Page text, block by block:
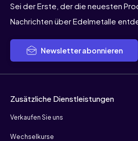
Sei der Erste, der die neuesten
Nachrichten über Edelmetalle
Newsletter abonnieren
Zusätzliche Dienstleistungen
Verkaufen Sie uns
Wechselkurse